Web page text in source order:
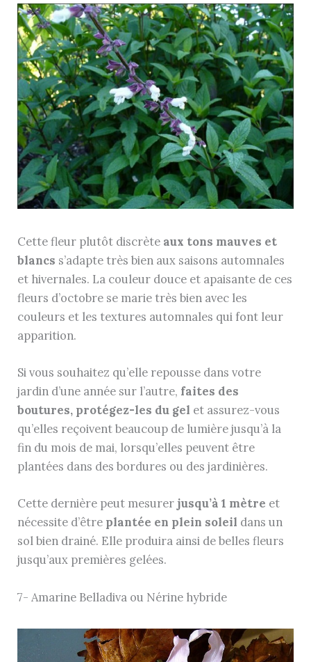
Cette fleur plutôt discrète aux tons mauves et
blancs s’adapte très bien aux saisons automnales
et hivernales. La couleur douce et apaisante de ces
fleurs d’octobre se marie très bien avec les
couleurs et les textures automnales qui font leur
apparition.
Si vous souhaitez qu’elle repousse dans votre
jardin d’une année sur l’autre, faites des
boutures, protégez-les du gel et assurez-vous
qu’elles reçoivent beaucoup de lumière jusqu’à la
fin du mois de mai, lorsqu’elles peuvent être
plantées dans des bordures ou des jardinières.
Cette dernière peut mesurer jusqu’à 1 mètre et
nécessite d’être plantée en plein soleil dans un
sol bien drainé. Elle produira ainsi de belles fleurs
jusqu’aux premières gelées.
7- Amarine Belladiva ou Nérine hybride